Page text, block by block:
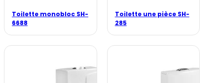
Toilette monobloc SH-
6688
Toilette une pièce SH-
285